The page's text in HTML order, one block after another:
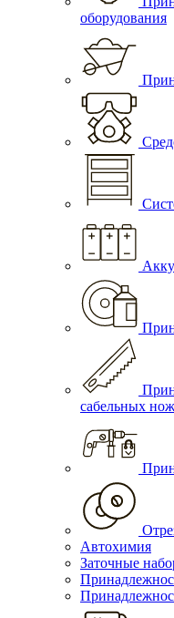
оборудования
сабельных
Автохимия
Заточные